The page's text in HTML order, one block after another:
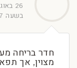
26 באוגוסט 2020
בשעה 14:57
חדר בריחה
מצוין, אך